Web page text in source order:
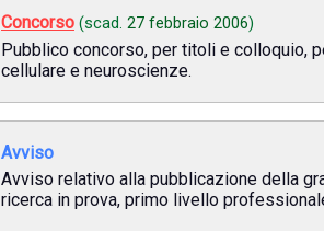
Concorso (scad. 27 febbraio 2006)
Pubblico concorso, per titoli e colloquio,
cellulare e neuroscienze.
Avviso
Avviso relativo alla pubblicazione della
ricerca in prova, primo livello